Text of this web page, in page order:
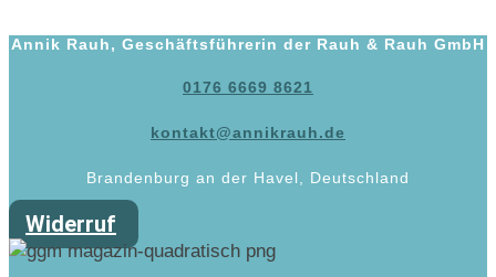
Annik Rauh, Geschäftsführerin der Rauh & Rauh GmbH
0176 6669 8621
kontakt@annikrauh.de
Brandenburg an der Havel, Deutschland
Widerruf